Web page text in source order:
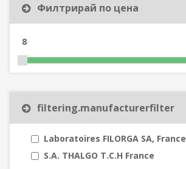
Филтрирай по цена
8
filtering.manufacturerfilter
Laboratoires FILORGA SA, France
S.A. THALGO T.C.H France